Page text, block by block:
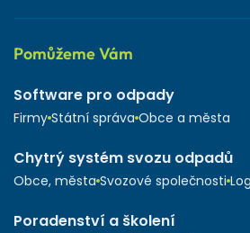
Pomůžeme Vám
Software pro odpady
Firmy Státní správa Obce a města
Chytrý systém svozu odpadů
Obce, města Svozové společnosti
Poradenství a školení